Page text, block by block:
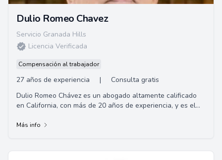
Dulio Romeo Chavez
Servicio Granada Hills
Licencia Verificada
Compensación al trabajador
27 años de experiencia |
Consulta gratis
Dulio Romeo Chávez es un abogado altamente calificado
en California, con más de 20 años de experiencia, y es el
Más info